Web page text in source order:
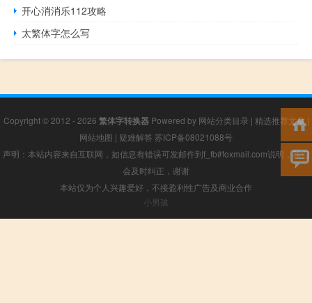
开心消消乐112攻略
太繁体字怎么写
Copyright © 2012 - 2026 繁体字转换器Powered by 网站分类目录 | 精选推荐文章|
网站地图 | 疑难解答 苏ICP备08021088号
声明：本站内容来自互联网，如信息有错误可发邮件到f_fb#foxmail.com说明，我们
会及时纠正，谢谢
本站仅为个人兴趣爱好，不接盈利性广告及商业合作
小男孩